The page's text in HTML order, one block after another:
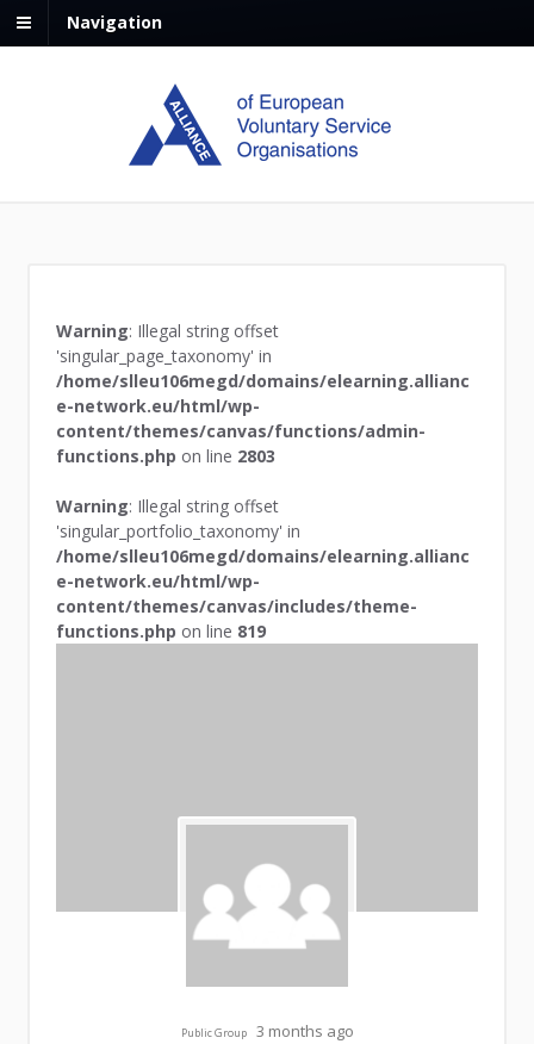
Navigation
Warning: Illegal string offset
'singular_page_taxonomy' in
/home/slleu106megd/domains/elearning.allianc
e-network.eu/html/wp-
content/themes/canvas/functions/admin-
functions.php on line 2803
Warning: Illegal string offset
'singular_portfolio_taxonomy' in
/home/slleu106megd/domains/elearning.allianc
e-network.eu/html/wp-
content/themes/canvas/includes/theme-
functions.php on line 819
Public Group 3 months ago